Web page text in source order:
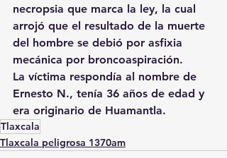
necropsia que marca la ley, la cual
arrojó que el resultado de la muerte
del hombre se debió por asfixia
mecánica por broncoaspiración.
La víctima respondía al nombre de
Ernesto N., tenía 36 años de edad y
era originario de Huamantla.
Tlaxcala
Tlaxcala peligrosa 1370am